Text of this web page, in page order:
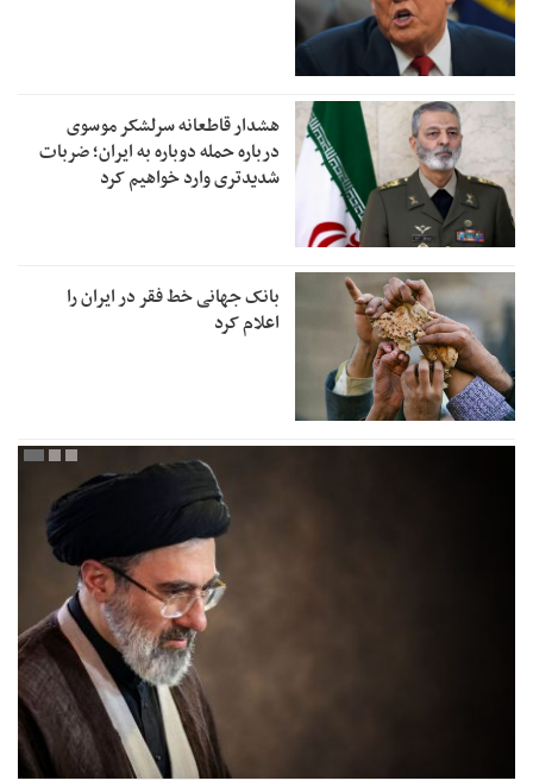
هشدار قاطعانه سرلشکر موسوی
درباره حمله دوباره به ایران؛ ضربات
شدیدتری وارد خواهیم کرد
بانک جهانی خط فقر در ایران را
اعلام کرد